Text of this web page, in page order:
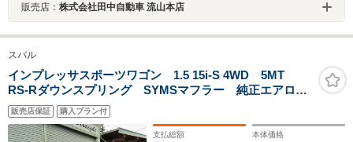
販売店： 株式会社田中自動車 流山本店
スバル
インプレッサスポーツワゴン 1.5 15i-S 4WD 5MT
RS-Rダウンスプリング SYMSマフラー 純正エアロ
フォグランプ HIDヘッドライトWRブルー Wエアバッ
ク ABS衝突安全ボディ 禁煙車 キーレス カロッツ
ェリアCDプレーヤー
販売店保証 購入プラン付
支払総額 本体価格